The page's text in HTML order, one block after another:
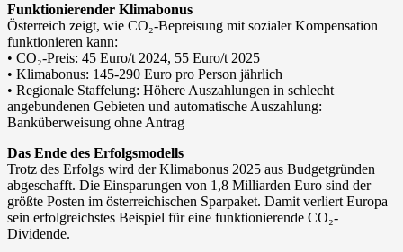
Funktionierender Klimabonus
Österreich zeigt, wie CO₂-Bepreisung mit sozialer Kompensation
funktionieren kann:
• CO₂-Preis: 45 Euro/t 2024, 55 Euro/t 2025
• Klimabonus: 145-290 Euro pro Person jährlich
• Regionale Staffelung: Höhere Auszahlungen in schlecht
angebundenen Gebieten und automatische Auszahlung:
Banküberweisung ohne Antrag
Das Ende des Erfolgsmodells
Trotz des Erfolgs wird der Klimabonus 2025 aus Budgetgründen
abgeschafft. Die Einsparungen von 1,8 Milliarden Euro sind der
größte Posten im österreichischen Sparpaket. Damit verliert Europa
sein erfolgreichstes Beispiel für eine funktionierende CO₂-
Dividende.